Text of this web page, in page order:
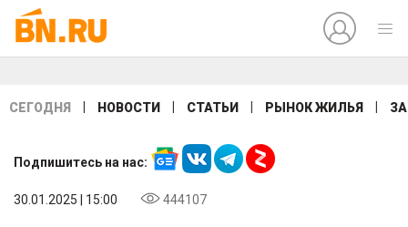
СЕГОДНЯ НОВОСТИ СТАТЬИ РЫНОК ЖИЛЬЯ
Подпишитесь на нас:
30.01.2025 | 15:00 444107